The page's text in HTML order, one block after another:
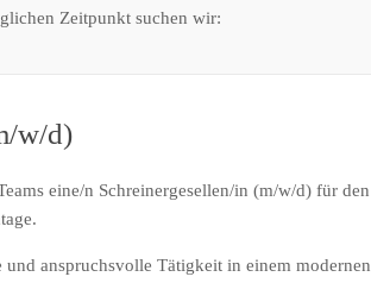
Zeitpunkt suchen wir:
w/d)
eine/n Schreinergesellen/in (m/w/d) für den
und anspruchsvolle Tätigkeit in einem modernen